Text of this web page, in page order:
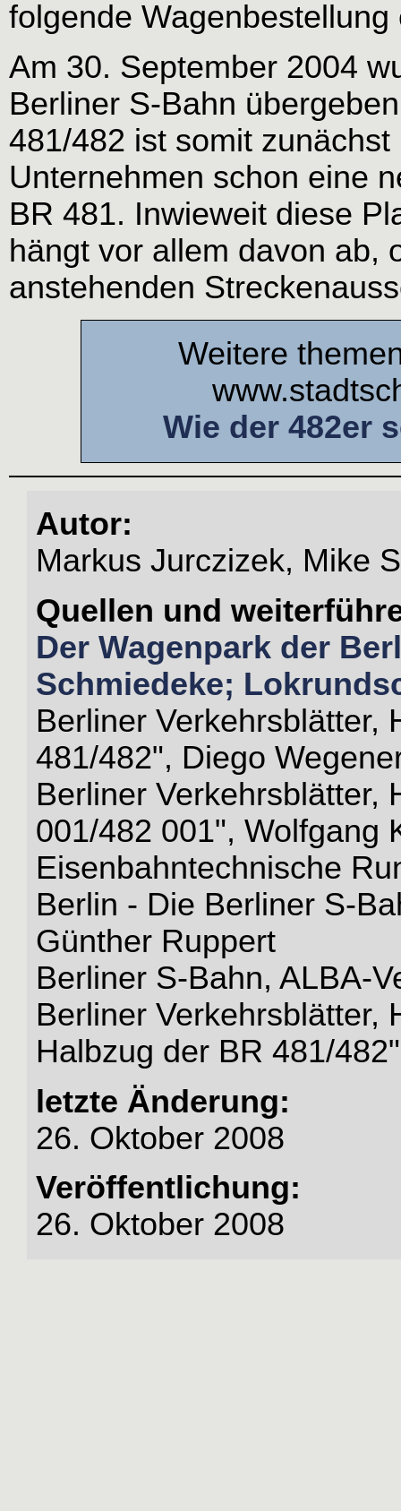
folgende
Am 30. September 2004
Berliner S-Bahn
481/482 ist somit
Unternehmen schon eine
BR 481. Inwieweit diese
hängt vor allem davon ab,
anstehenden
Weitere
Wie der 482er
Autor:
Markus Jurczizek, Mike
Quellen und
Der Wagenpark der
Schmiedeke;
Berliner Verkehrsblätter,
481/482", Diego
Berliner Verkehrsblätter,
001/482 001", Wolfgang
Eisenbahntechnische
Berlin - Die Berliner S-
Günther Ruppert
Berliner S-Bahn, ALBA-
Berliner Verkehrsblätter,
Halbzug der BR 481/
letzte Änderung:
26. Oktober 2008
Veröffentlichung:
26. Oktober 2008